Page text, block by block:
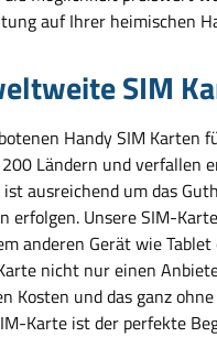
auf Ihrer heimischen
SIM
Handy SIM
Ländern und verfallen
ausreichend um das
erfolgen. Unsere SIM-
anderen Gerät wie
nicht nur einen
Kosten und das ganz
Karte ist der perfekte